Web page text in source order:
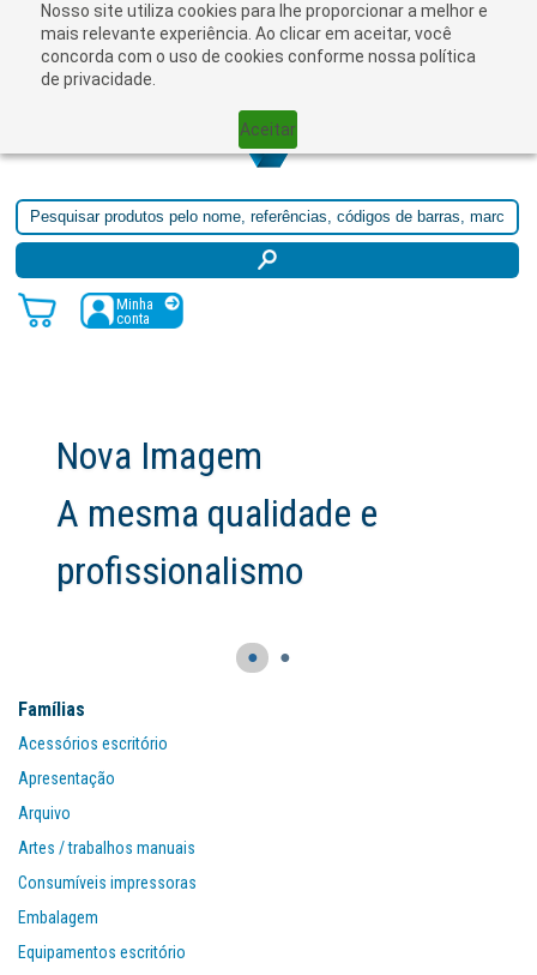
Nosso site utiliza cookies para lhe proporcionar a melhor e
mais relevante experiência. Ao clicar em aceitar, você
concorda com o uso de cookies conforme nossa política
de privacidade.
Aceitar
Minha
conta
Nova Imagem
A mesma qualidade e
profissionalismo
● ●
Famílias
Acessórios escritório
Apresentação
Arquivo
Artes / trabalhos manuais
Consumíveis impressoras
Embalagem
Equipamentos escritório